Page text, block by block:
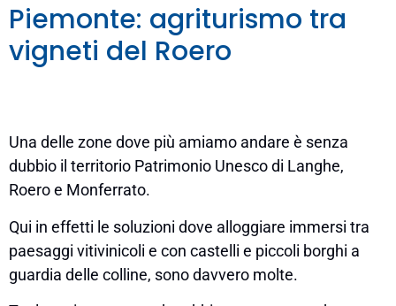
Piemonte: agriturismo tra
vigneti del Roero
Una delle zone dove più amiamo andare è senza
dubbio il territorio Patrimonio Unesco di Langhe,
Roero e Monferrato.
Qui in effetti le soluzioni dove alloggiare immersi tra
paesaggi vitivinicoli e con castelli e piccoli borghi a
guardia delle colline, sono davvero molte.